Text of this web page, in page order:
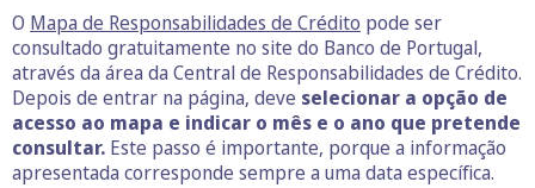
O Mapa de Responsabilidades de Crédito pode ser
consultado gratuitamente no site do Banco de Portugal,
através da área da Central de Responsabilidades de Crédito.
Depois de entrar na página, deve selecionar a opção de
acesso ao mapa e indicar o mês e o ano que pretende
consultar. Este passo é importante, porque a informação
apresentada corresponde sempre a uma data específica.